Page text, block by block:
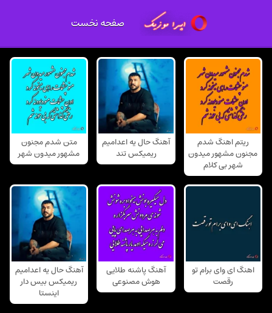
صفحه نخست
ریتم اهنگ شدم
مجنون مشهور میدون
شهر بی کلام
آهنگ حال یه اعدامیم
ریمیکس تند
متن شدم مجنون
مشهور میدون شهر
اهنگ ای وای برام تو
رقصت
آهنگ پاشنه طلایی
هوش مصنوعی
آهنگ حال یه اعدامیم
ریمیکس بیس دار
اینستا